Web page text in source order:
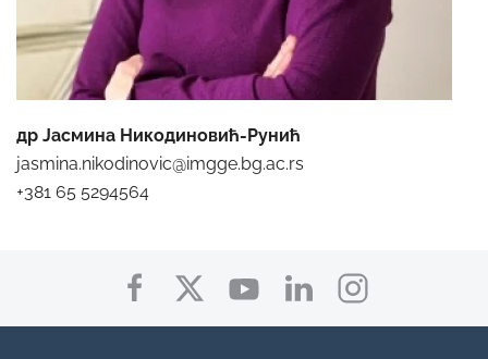
др Јасмина Никодиновић-Рунић
jasmina.nikodinovic@imgge.bg.ac.rs
+381 65 5294564